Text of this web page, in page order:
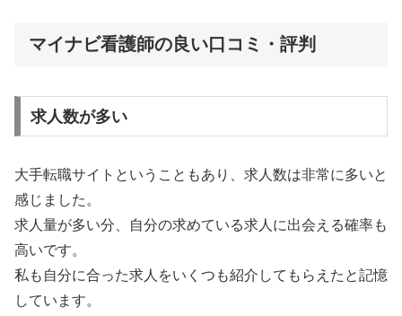
マイナビ看護師の良い口コミ・評判
求人数が多い
大手転職サイトということもあり、求人数は非常に多いと
感じました。
求人量が多い分、自分の求めている求人に出会える確率も
高いです。
私も自分に合った求人をいくつも紹介してもらえたと記憶
しています。